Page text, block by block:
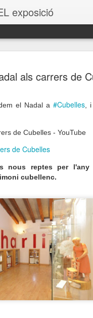
exposició
als carrers de
el Nadal a #Cubelles ,
de Cubelles - YouTube
de Cubelles
nous reptes per l'any
cubellenc.